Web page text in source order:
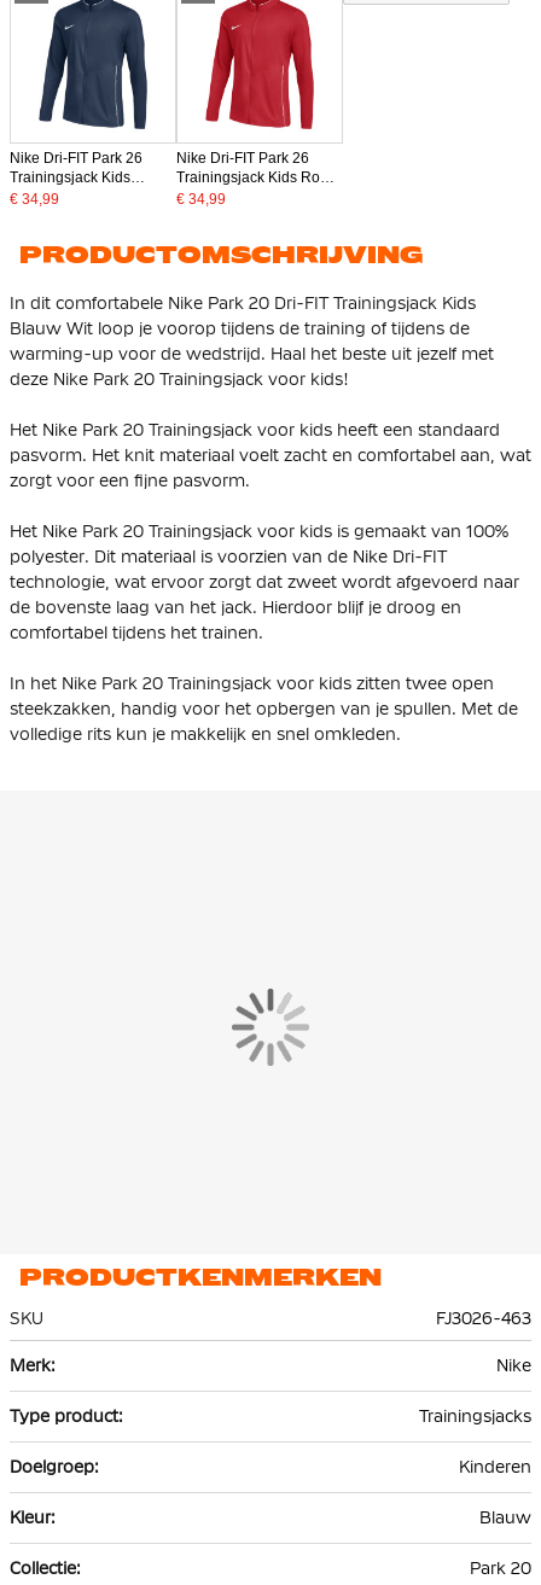
Nike Dri-FIT Park 26
Trainingsjack Kids
Donkerblauw Wit
€ 34,99
Nike Dri-FIT Park 26
Trainingsjack Kids Rood
Wit
€ 34,99
PRODUCTOMSCHRIJVING
In dit comfortabele Nike Park 20 Dri-FIT Trainingsjack Kids
Blauw Wit loop je voorop tijdens de training of tijdens de
warming-up voor de wedstrijd. Haal het beste uit jezelf met
deze Nike Park 20 Trainingsjack voor kids!
Het Nike Park 20 Trainingsjack voor kids heeft een standaard
pasvorm. Het knit materiaal voelt zacht en comfortabel aan, wat
zorgt voor een fijne pasvorm.
Het Nike Park 20 Trainingsjack voor kids is gemaakt van 100%
polyester. Dit materiaal is voorzien van de Nike Dri-FIT
technologie, wat ervoor zorgt dat zweet wordt afgevoerd naar
de bovenste laag van het jack. Hierdoor blijf je droog en
comfortabel tijdens het trainen.
In het Nike Park 20 Trainingsjack voor kids zitten twee open
steekzakken, handig voor het opbergen van je spullen. Met de
volledige rits kun je makkelijk en snel omkleden.
PRODUCTKENMERKEN
SKU
FJ3026-463
informatie
Nike
Trainingsjacks
Kinderen
Blauw
Park 20